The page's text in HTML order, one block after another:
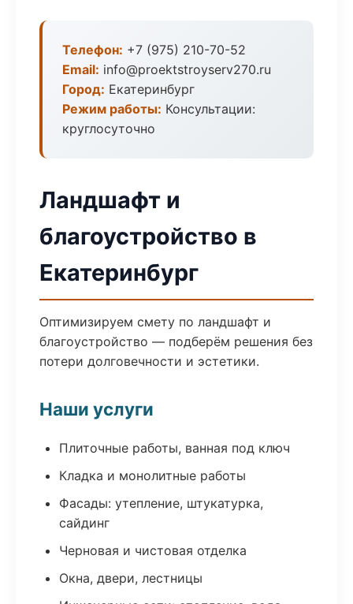
Телефон: +7 (975) 210-70-52
Email: info@proektstroyserv270.ru
Город: Екатеринбург
Режим работы: Консультации:
круглосуточно
Ландшафт и
благоустройство в
Екатеринбург
Оптимизируем смету по ландшафт и
благоустройство — подберём решения без
потери долговечности и эстетики.
Наши услуги
Плиточные работы, ванная под ключ
Кладка и монолитные работы
Фасады: утепление, штукатурка,
сайдинг
Черновая и чистовая отделка
Окна, двери, лестницы